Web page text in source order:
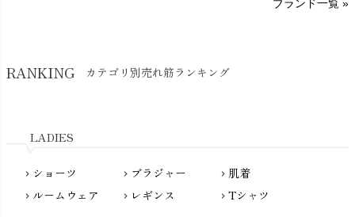
生活アートクラブ
nanadecor（ナナデェコール）
Lovingly Organics（ラビングリー）
Madame MO（マダムモー）
maggies（マギーズ）
ブランド一覧 »
RANKING カテゴリ別売れ筋ランキング
LADIES
chevron_right ショーツ chevron_right ブラジャー chevron_right 肌着
chevron_right ルームウェア chevron_right レギンス chevron_rightTシャツ